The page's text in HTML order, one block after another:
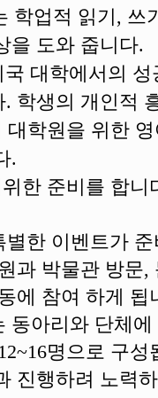
학업적 읽기, 쓰
을 도와 줍니다.
대학에서의
학생의 개인적
학원을 위한
.
한 준비를 합
별한 이벤트가
과 박물관 방문
에 참여 하게
동아리와 단체
명으로 구
진행하려 노력